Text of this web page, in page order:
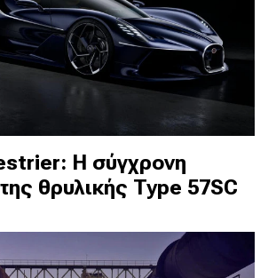
Η σύγχρονη
θρυλικής Type 57SC